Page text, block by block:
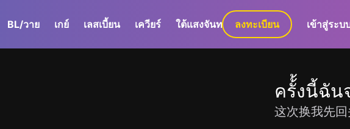
BL/วาย เกย์ เลสเบี้ยน เควียร์ ใต้แสงจันทร์ GaLa+
ลงทะเบียน เข้าสู่ระบ
ครั้้งนี้ฉัน
这次换我先